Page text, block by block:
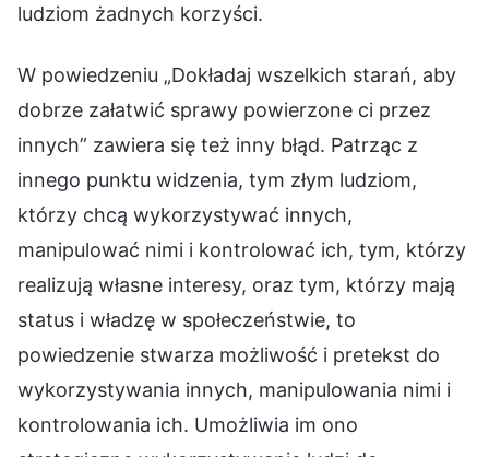
ludziom żadnych korzyści.
W powiedzeniu „Dokładaj wszelkich starań, aby
dobrze załatwić sprawy powierzone ci przez
innych” zawiera się też inny błąd. Patrząc z
innego punktu widzenia, tym złym ludziom,
którzy chcą wykorzystywać innych,
manipulować nimi i kontrolować ich, tym, którzy
realizują własne interesy, oraz tym, którzy mają
status i władzę w społeczeństwie, to
powiedzenie stwarza możliwość i pretekst do
wykorzystywania innych, manipulowania nimi i
kontrolowania ich. Umożliwia im ono